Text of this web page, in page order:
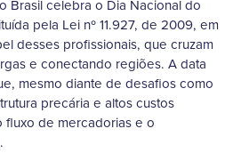
Brasil celebra o Dia Nacional do
pela Lei nº 11.927, de 2009, em
desses profissionais, que cruzam
e conectando regiões. A data
mesmo diante de desafios como
precária e altos custos
fluxo de mercadorias e o